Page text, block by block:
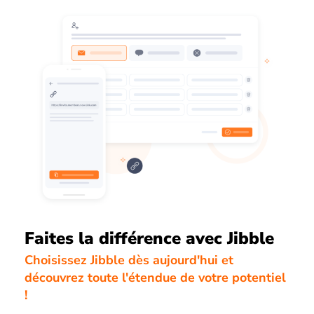
Faites la différence avec Jibble
Choisissez Jibble dès aujourd'hui et
découvrez toute l'étendue de votre potentiel
!